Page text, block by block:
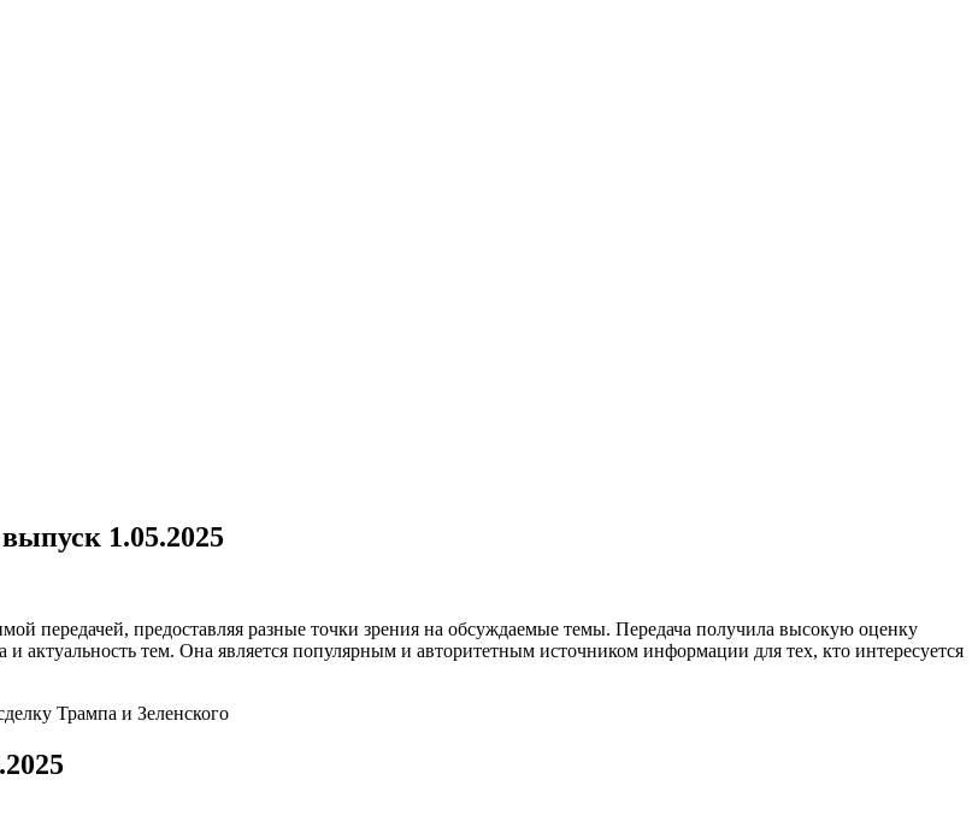
1.05.2025
передачей, предоставляя разные точки зрения на обсуждаемые темы. Передача получила высокую оценку
и актуальность тем. Она является популярным и авторитетным источником информации для тех, кто интересуется
Трампа и Зеленского